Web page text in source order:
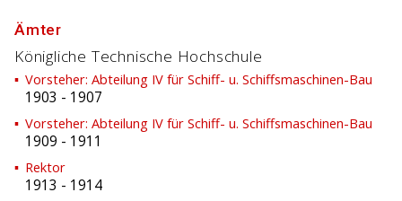
Ämter
Königliche Technische Hochschule
Vorsteher: Abteilung IV für Schiff- u. Schiffsmaschinen-Bau
1903 - 1907
Vorsteher: Abteilung IV für Schiff- u. Schiffsmaschinen-Bau
1909 - 1911
Rektor
1913 - 1914